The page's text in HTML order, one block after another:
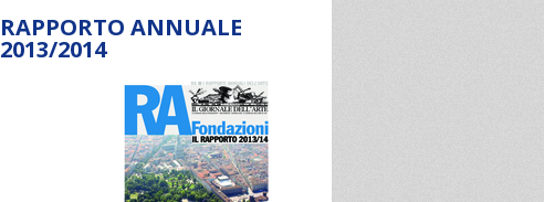
RAPPORTO ANNUALE
2013/2014